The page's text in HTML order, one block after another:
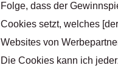
Folge, dass der
Cookies setzt, welches
Websites von
Die Cookies kann ich